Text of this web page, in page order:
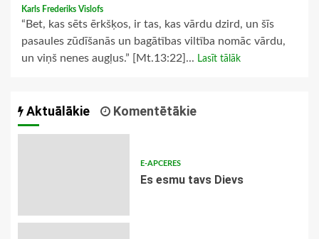
Karls Frederiks Vislofs
“Bet, kas sēts ērkšķos, ir tas, kas vārdu dzird, un šīs
pasaules zūdīšanās un bagātības viltība nomāc vārdu,
un viņš nenes augļus.” [Mt.13:22]... Lasīt tālāk
Aktuālākie Komentētākie
E-APCERES
Es esmu tavs Dievs